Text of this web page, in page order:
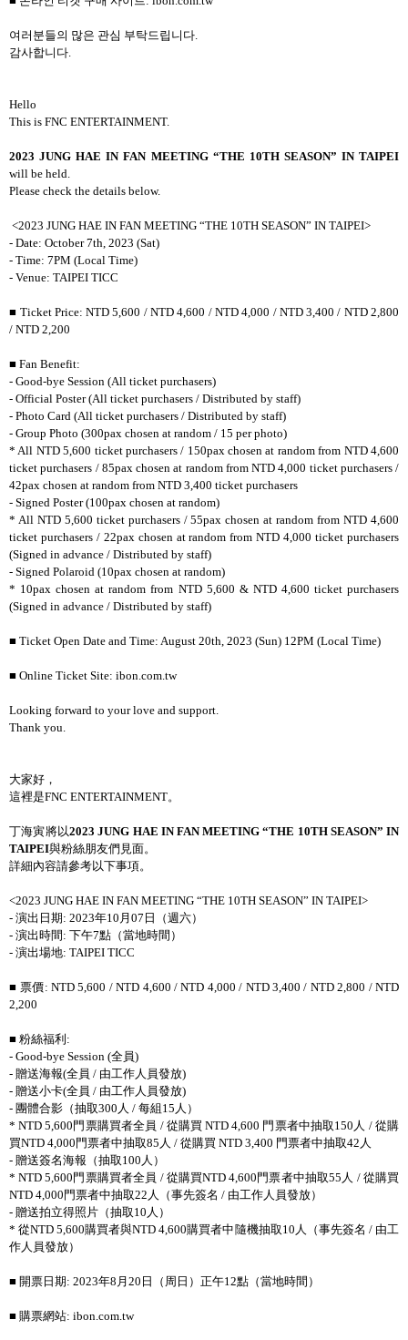
여러분들의 많은 관심 부탁드립니다.
감사합니다.
Hello
This is FNC ENTERTAINMENT.
2023 JUNG HAE IN FAN MEETING “THE 10TH SEASON” IN TAIPEI
will be held.
Please check the details below.
<2023 JUNG HAE IN FAN MEETING “THE 10TH SEASON” IN TAIPEI>
- Date: October 7th, 2023 (Sat)
- Time: 7PM (Local Time)
- Venue: TAIPEI TICC
■ Ticket Price: NTD 5,600 / NTD 4,600 / NTD 4,000 / NTD 3,400 / NTD 2,800
/ NTD 2,200
■ Fan Benefit:
- Good-bye Session (All ticket purchasers)
- Official Poster (All ticket purchasers / Distributed by staff)
- Photo Card (All ticket purchasers / Distributed by staff)
- Group Photo (300pax chosen at random / 15 per photo)
* All NTD 5,600 ticket purchasers / 150pax chosen at random from NTD 4,600
ticket purchasers / 85pax chosen at random from NTD 4,000 ticket purchasers /
42pax chosen at random from NTD 3,400 ticket purchasers
- Signed Poster (100pax chosen at random)
* All NTD 5,600 ticket purchasers / 55pax chosen at random from NTD 4,600
ticket purchasers / 22pax chosen at random from NTD 4,000 ticket purchasers
(Signed in advance / Distributed by staff)
- Signed Polaroid (10pax chosen at random)
* 10pax chosen at random from NTD 5,600 & NTD 4,600 ticket purchasers
(Signed in advance / Distributed by staff)
■ Ticket Open Date and Time: August 20th, 2023 (Sun) 12PM (Local Time)
■ Online Ticket Site: ibon.com.tw
Looking forward to your love and support.
Thank you.
大家好，
這裡是FNC ENTERTAINMENT。
丁海寅將以2023 JUNG HAE IN FAN MEETING “THE 10TH SEASON” IN
TAIPEI與粉絲朋友們見面。
詳細內容請參考以下事項。
<2023 JUNG HAE IN FAN MEETING “THE 10TH SEASON” IN TAIPEI>
- 演出日期: 2023年10月07日（週六）
- 演出時間: 下午7點（當地時間）
- 演出場地: TAIPEI TICC
■ 票價: NTD 5,600 / NTD 4,600 / NTD 4,000 / NTD 3,400 / NTD 2,800 / NTD
2,200
■ 粉絲福利:
- Good-bye Session (全員)
- 贈送海報(全員 / 由工作人員發放)
- 贈送小卡(全員 / 由工作人員發放)
- 團體合影（抽取300人 / 每組15人）
* NTD 5,600門票購買者全員 / 從購買 NTD 4,600 門票者中抽取150人 / 從購
買NTD 4,000門票者中抽取85人 / 從購買 NTD 3,400 門票者中抽取42人
- 贈送簽名海報（抽取100人）
* NTD 5,600門票購買者全員 / 從購買NTD 4,600門票者中抽取55人 / 從購買
NTD 4,000門票者中抽取22人（事先簽名 / 由工作人員發放）
- 贈送拍立得照片（抽取10人）
* 從NTD 5,600購買者與NTD 4,600購買者中隨機抽取10人（事先簽名 / 由工
作人員發放）
■ 開票日期: 2023年8月20日（周日）正午12點（當地時間）
■ 購票網站: ibon.com.tw